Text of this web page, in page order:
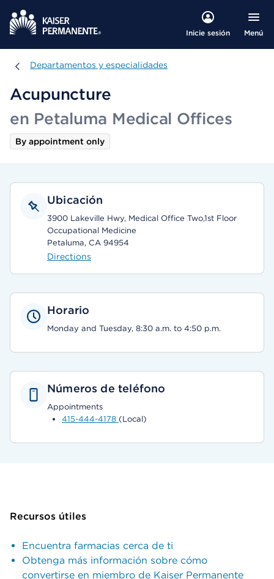
Inicie sesión Menú
Departamentos y especialidades
Departamentos y especialidades
Acupuncture
en Petaluma Medical Offices
By appointment only
Ubicación
3900 Lakeville Hwy, Medical Office Two,1st Floor
Occupational Medicine
Petaluma, CA 94954
Directions
Horario
Monday and Tuesday, 8:30 a.m. to 4:50 p.m.
Números de teléfono
Appointments
415-444-4178 (Local)
Recursos útiles
Encuentra farmacias cerca de ti
Obtenga más información sobre cómo
convertirse en miembro de Kaiser Permanente